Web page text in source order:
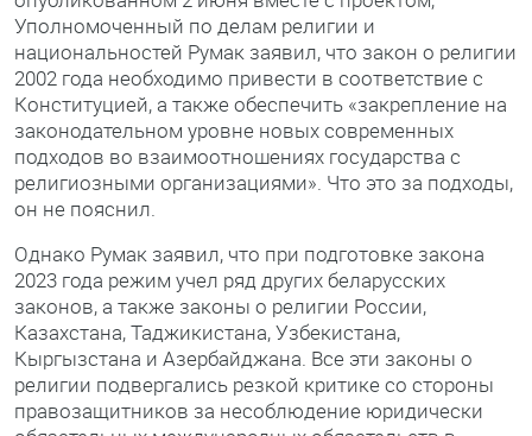
Уполномоченный по делам религии и
национальностей Румак заявил, что закон о религии
2002 года необходимо привести в соответствие с
Конституцией, а также обеспечить «закрепление на
законодательном уровне новых современных
подходов во взаимоотношениях государства с
религиозными организациями». Что это за подходы,
он не пояснил.
Однако Румак заявил, что при подготовке закона
2023 года режим учел ряд других беларусских
законов, а также законы о религии России,
Казахстана, Таджикистана, Узбекистана,
Кыргызстана и Азербайджана. Все эти законы о
религии подвергались резкой критике со стороны
правозащитников за несоблюдение юридически